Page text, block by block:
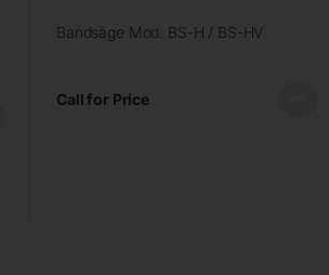
Bandsäge Mod. BS-H / BS-HV
Call for Price